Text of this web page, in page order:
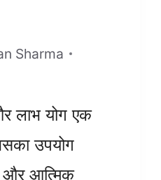
Sharma
लाभ योग एक
उपयोग
और आत्मिक